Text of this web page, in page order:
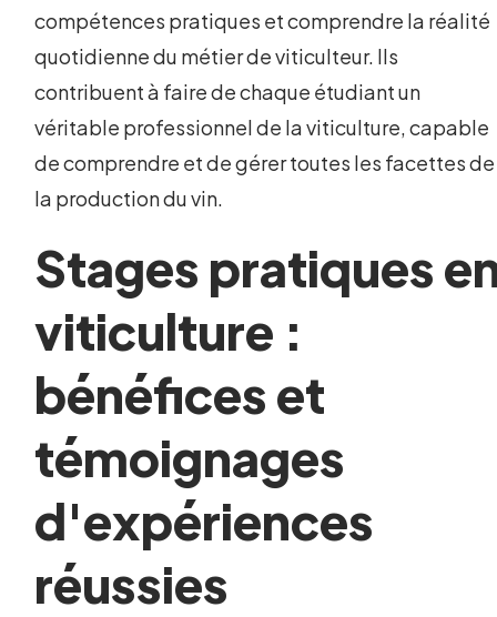
compétences pratiques et comprendre la réalité
quotidienne du métier de viticulteur. Ils
contribuent à faire de chaque étudiant un
véritable professionnel de la viticulture, capable
de comprendre et de gérer toutes les facettes de
la production du vin.
Stages pratiques
viticulture :
bénéfices et
témoignages
d'expériences
réussies